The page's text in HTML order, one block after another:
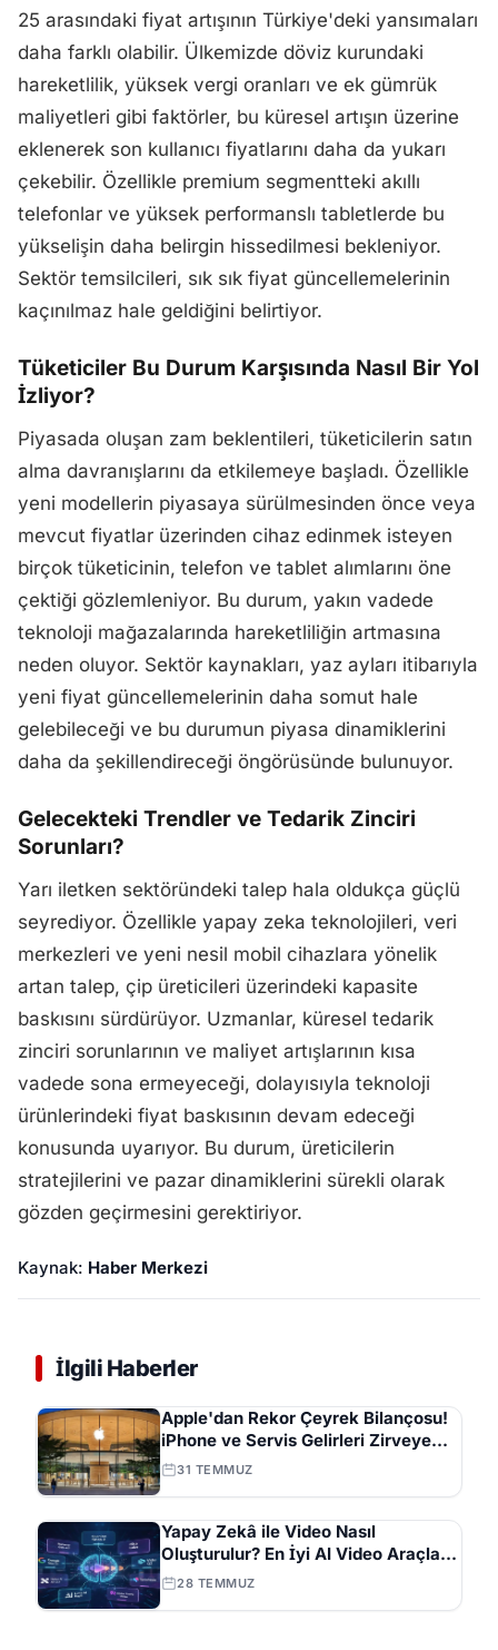
25 arasındaki fiyat artışının Türkiye'deki yansımaları
daha farklı olabilir. Ülkemizde döviz kurundaki
hareketlilik, yüksek vergi oranları ve ek gümrük
maliyetleri gibi faktörler, bu küresel artışın üzerine
eklenerek son kullanıcı fiyatlarını daha da yukarı
çekebilir. Özellikle premium segmentteki akıllı
telefonlar ve yüksek performanslı tabletlerde bu
yükselişin daha belirgin hissedilmesi bekleniyor.
Sektör temsilcileri, sık sık fiyat güncellemelerinin
kaçınılmaz hale geldiğini belirtiyor.
Tüketiciler Bu Durum Karşısında Nasıl Bir Yol
İzliyor?
Piyasada oluşan zam beklentileri, tüketicilerin satın
alma davranışlarını da etkilemeye başladı. Özellikle
yeni modellerin piyasaya sürülmesinden önce veya
mevcut fiyatlar üzerinden cihaz edinmek isteyen
birçok tüketicinin, telefon ve tablet alımlarını öne
çektiği gözlemleniyor. Bu durum, yakın vadede
teknoloji mağazalarında hareketliliğin artmasına
neden oluyor. Sektör kaynakları, yaz ayları itibarıyla
yeni fiyat güncellemelerinin daha somut hale
gelebileceği ve bu durumun piyasa dinamiklerini
daha da şekillendireceği öngörüsünde bulunuyor.
Gelecekteki Trendler ve Tedarik Zinciri
Sorunları?
Yarı iletken sektöründeki talep hala oldukça güçlü
seyrediyor. Özellikle yapay zeka teknolojileri, veri
merkezleri ve yeni nesil mobil cihazlara yönelik
artan talep, çip üreticileri üzerindeki kapasite
baskısını sürdürüyor. Uzmanlar, küresel tedarik
zinciri sorunlarının ve maliyet artışlarının kısa
vadede sona ermeyeceği, dolayısıyla teknoloji
ürünlerindeki fiyat baskısının devam edeceği
konusunda uyarıyor. Bu durum, üreticilerin
stratejilerini ve pazar dinamiklerini sürekli olarak
gözden geçirmesini gerektiriyor.
Kaynak: Haber Merkezi
İlgili Haberler
Apple'dan Rekor Çeyrek Bilançosu!
iPhone ve Servis Gelirleri Zirveye
Çıktı
31 TEMMUZ
Yapay Zekâ ile Video Nasıl
Oluşturulur? En İyi AI Video Araçları
ve İpuçları Tam Listesi
28 TEMMUZ